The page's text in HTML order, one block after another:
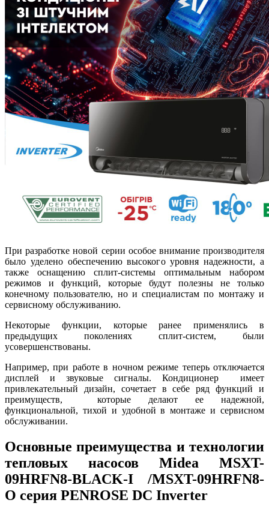
При разработке новой серии особое внимание производителя
было уделено обеспечению высокого уровня надежности, а
также оснащению сплит-системы оптимальным набором
режимов и функций, которые будут полезны не только
конечному пользователю, но и специалистам по монтажу и
сервисному обслуживанию.
Некоторые функции, которые ранее применялись в
предыдущих поколениях сплит-систем, были
усовершенствованы.
Например, при работе в ночном режиме теперь отключается
дисплей и звуковые сигналы. Кондиционер имеет
привлекательный дизайн, сочетает в себе ряд функций и
преимуществ, которые делают ее надежной,
функциональной, тихой и удобной в монтаже и сервисном
обслуживании.
Основные преимущества и технологии
тепловых насосов Midea MSXT-
09HRFN8-BLACK-I /MSXT-09HRFN8-
O серия PENROSE DC Inverter